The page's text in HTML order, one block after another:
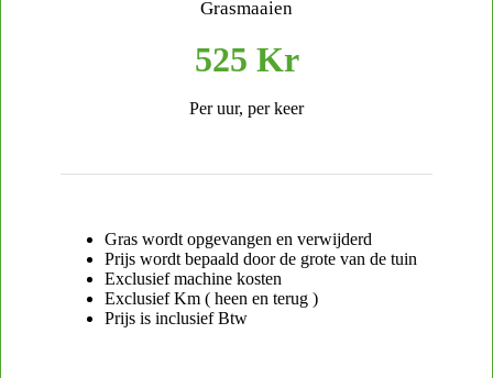
Grasmaaien
525 Kr
Per uur, per keer
Gras wordt opgevangen en verwijderd
Prijs wordt bepaald door de grote van de tuin
Exclusief machine kosten
Exclusief Km ( heen en terug )
Prijs is inclusief Btw